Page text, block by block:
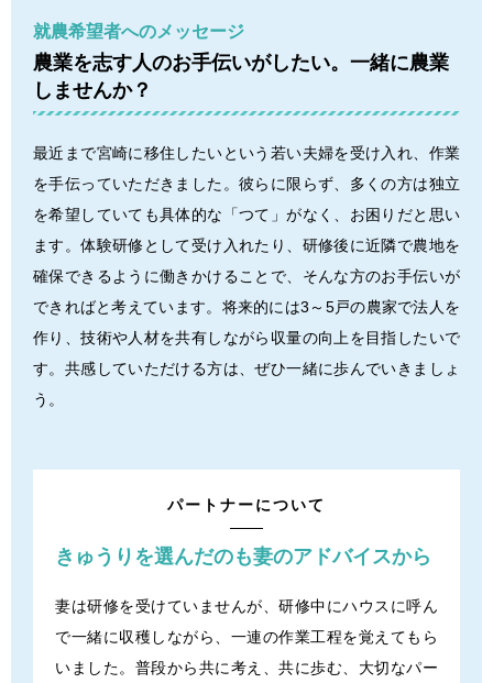
就農希望者へのメッセージ
農業を志す人のお手伝いがしたい。一緒に農業
しませんか？
最近まで宮崎に移住したいという若い夫婦を受け入れ、作業
を手伝っていただきました。彼らに限らず、多くの方は独立
を希望していても具体的な「つて」がなく、お困りだと思い
ます。体験研修として受け入れたり、研修後に近隣で農地を
確保できるように働きかけることで、そんな方のお手伝いが
できればと考えています。将来的には3～5戸の農家で法人を
作り、技術や人材を共有しながら収量の向上を目指したいで
す。共感していただける方は、ぜひ一緒に歩んでいきましょ
う。
パートナーについて
きゅうりを選んだのも妻のアドバイスから
妻は研修を受けていませんが、研修中にハウスに呼ん
で一緒に収穫しながら、一連の作業工程を覚えてもら
いました。普段から共に考え、共に歩む、大切なパー